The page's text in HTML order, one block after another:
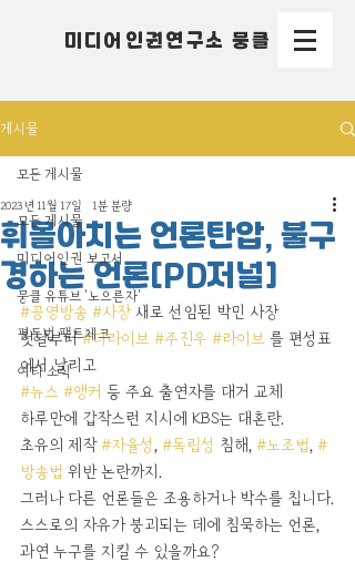
미디어인권연구소 뭉클
게시물
모든 게시물
미디어인권 보고서
뭉클 유튜브 '노으른자'
평등법 팩트체크
여타 소식
모든 게시물
휘몰아치는 언론탄압, 불구
경하는 언론[PD저널]
2023년 11월 17일 1분 분량
#공영방송 #사장 새로 선임된 박민 사장
첫날부터 #더라이브 #주진우 #라이브 를 편성표
에서 날리고
#뉴스 #앵커 등 주요 출연자를 대거 교체
하루만에 갑작스런 지시에 KBS는 대혼란.
초유의 제작 #자율성 , #독립성 침해, #노조법, #
방송법 위반 논란까지.
그러나 다른 언론들은 조용하거나 박수를 칩니다.
스스로의 자유가 붕괴되는 데에 침묵하는 언론,
과연 누구를 지킬 수 있을까요?